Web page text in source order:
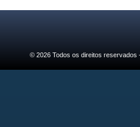
© 2026 Todos os direitos reservados